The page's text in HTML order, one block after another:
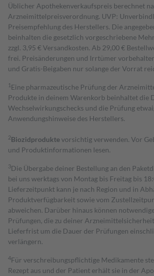
Üblicher Apothekenverkaufspreis berechnet
Arzneimittelpreisverordnung. UVP:
Preisempfehlung des Herstellers. Die
beinhalten die gesetzlich vorgeschriebene
zzgl. 3,95 € Versandkosten. Ab 29,00 €
frei. Preisänderungen und Irrtümer
und Gratis-Beigaben nur solange der Vorrat
1 Eine pharmazeutische Prüfung der
Produkte in deinem Warenkorb beinhaltet die
Wechselwirkungschecks und die Prüfung
Anwendungshinweise des Herstellers.
2Biozidproduktevorsichtig verwenden. Vor
und Produktinformationen lesen.
3Die Übergabe deiner Bestellung an den
bei uns werktags von Montag bis Freitag bis
Lieferzeitpunkt kann je nach Region und in
Produktverfügbarkeit sowie vom
abweichen. Darüber hinaus können
Prüfungen, die zu deiner
Lieferfrist um die Dauer der Prüfungen
verlängern.
4Für verschreibungspflichtige Medikamente
Rezept aus und der Patient erhält sie in der